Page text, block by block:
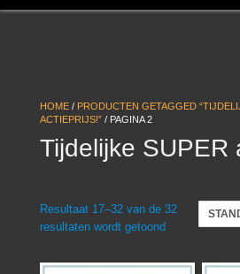
HOME / PRODUCTEN GETAGGED
ACTIEPRIJS!” / PAGINA 2
Tijdelijke SUPER
Resultaat 17–32 van de 32
resultaten wordt getoond